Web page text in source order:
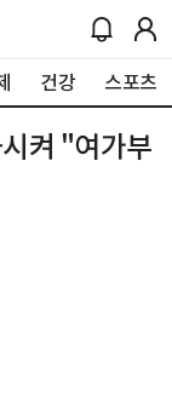
건강 스포츠
켜 "여가부